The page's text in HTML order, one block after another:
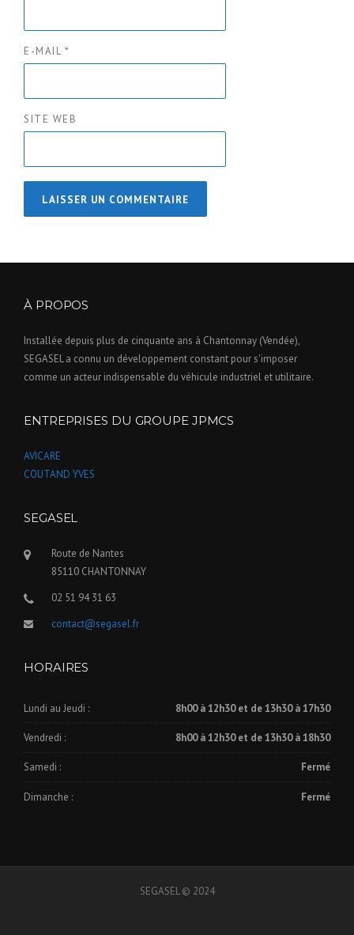
E-MAIL *
SITE WEB
À PROPOS
Installée depuis plus de cinquante ans à Chantonnay (Vendée),
SEGASEL a connu un développement constant pour s'imposer
comme un acteur indispensable du véhicule industriel et utilitaire.
ENTREPRISES DU GROUPE JPMCS
AVICARE
COUTAND YVES
SEGASEL
Route de Nantes
85110 CHANTONNAY
02 51 94 31 63
contact@segasel.fr
HORAIRES
Lundi au Jeudi : 8h00 à 12h30 et de 13h30 à 17h30
Vendredi : 8h00 à 12h30 et de 13h30 à 18h30
Samedi : Fermé
Dimanche : Fermé
SEGASEL © 2024